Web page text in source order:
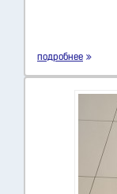
подробнее